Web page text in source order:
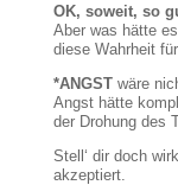
OK, soweit, so
Aber was hätte
diese Wahrheit
*ANGST wäre
Angst hätte
der Drohung des
Stell‘ dir doch
akzeptiert.